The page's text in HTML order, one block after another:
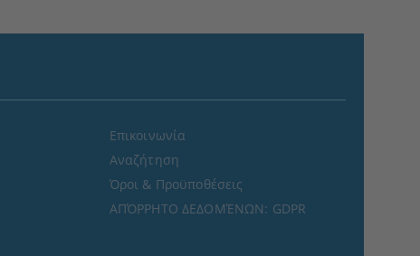
Επικοινωνία
Αναζήτηση
Όροι & Προϋποθέσεις
ΑΠΌΡΡΗΤΟ ΔΕΔΟΜΈΝΩΝ: GDPR